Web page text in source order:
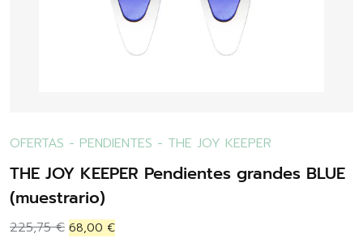
OFERTAS - PENDIENTES - THE JOY KEEPER
THE JOY KEEPER Pendientes grandes BLUE
(muestrario)
225,75€ 68,00 €